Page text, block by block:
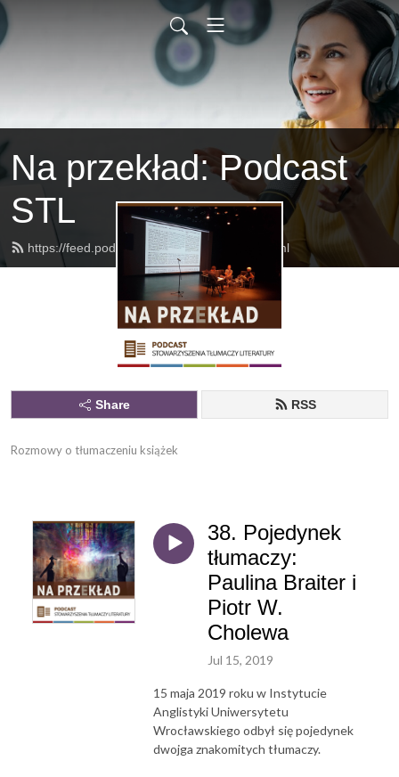
Na przekład: Podcast
STL
https://feed.podbean.com/naprzeklad/feed.xml
Share RSS
Rozmowy o tłumaczeniu książek
38. Pojedynek
tłumaczy:
Paulina Braiter i
Piotr W.
Cholewa
Jul 15, 2019
15 maja 2019 roku w Instytucie
Anglistyki Uniwersytetu
Wrocławskiego odbył się pojedynek
dwojga znakomitych tłumaczy.